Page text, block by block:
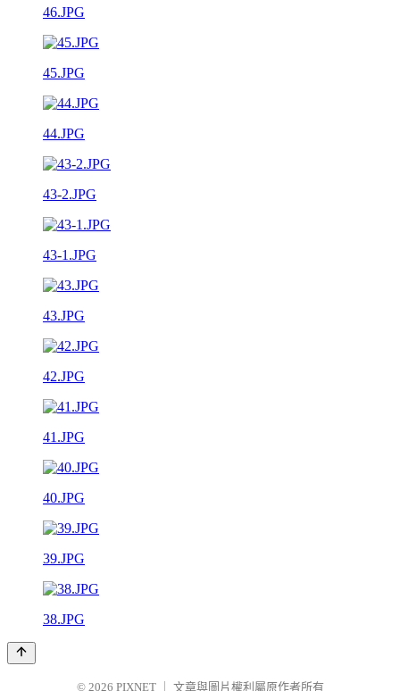
46.JPG
45.JPG
44.JPG
43-2.JPG
43-1.JPG
43.JPG
42.JPG
41.JPG
40.JPG
39.JPG
38.JPG
© 2026 PIXNET 文章與圖片權利屬原作者所有